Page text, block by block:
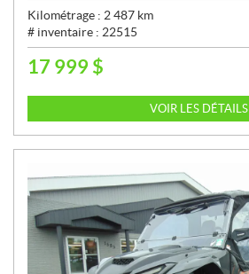
Kilométrage : 2 487 km
# inventaire : 22515
P
X
17 999 $
VOIR LES DÉTAILS